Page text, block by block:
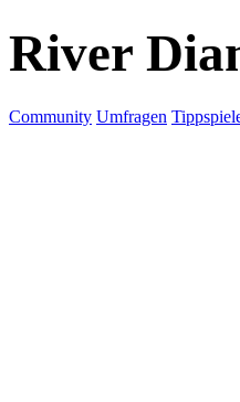
River
Community Umfragen